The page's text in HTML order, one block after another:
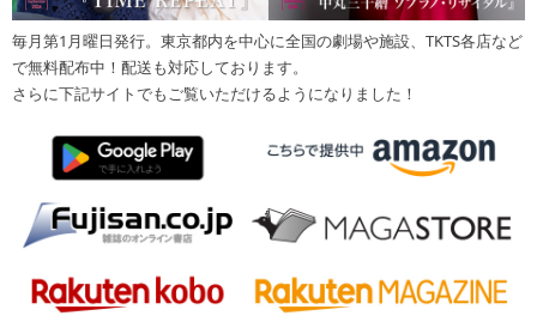
毎月第1月曜日発行。東京都内を中心に全国の劇場や施設、TKTS各店など
で無料配布中！配送も対応しております。
さらに下記サイトでもご覧いただけるようになりました！